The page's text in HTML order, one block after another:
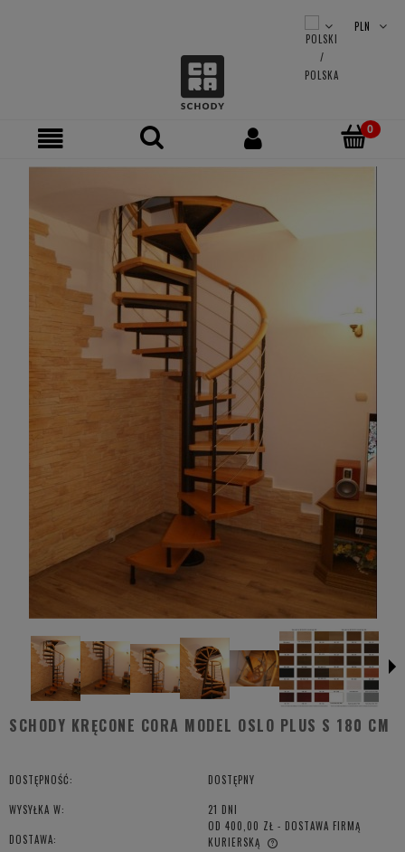
SCHODY KRĘCONE CORA MODEL OSLO PLUS S 180 CM
DOSTĘPNOŚĆ: DOSTĘPNY
WYSYŁKA W: 21 DNI
DOSTAWA:
OD 400,00 ZŁ - DOSTAWA FIRMĄ
KURIERSKĄ